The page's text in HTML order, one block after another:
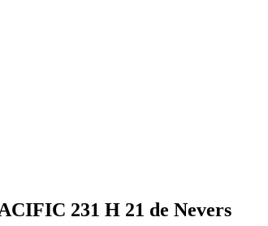
231 H 21 de Nevers